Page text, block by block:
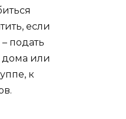
если
подать
дома или
к